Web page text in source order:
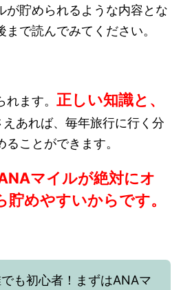
が貯められるような内容とな
で読んでみてください。
ます。 正しい知識と、
えあれば、毎年旅行に行く分
ことができます。
マイルが絶対にオ
めやすいからです。
も初心者！まずはANAマ